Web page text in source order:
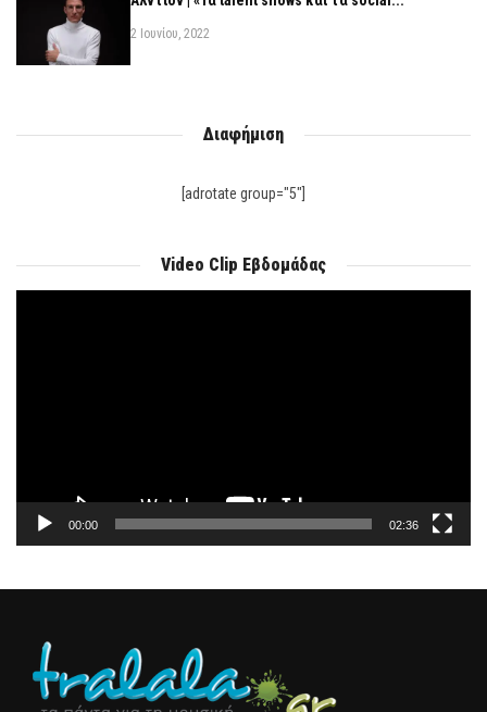
2 Ιουνίου, 2022
Διαφήμιση
[adrotate group="5"]
Video Clip Εβδομάδας
00:00 02:36